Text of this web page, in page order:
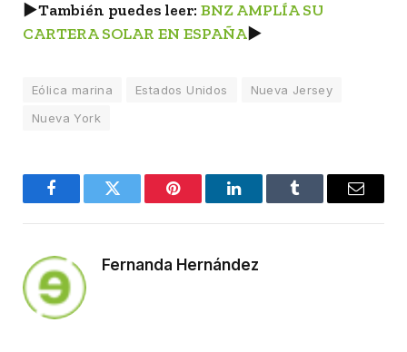
►También puedes leer: BNZ AMPLÍA SU
CARTERA SOLAR EN ESPAÑA►
Eólica marina Estados Unidos
Nueva Jersey
Nueva York
FacebookTwitter Pinterest LinkedInTumblr Email
Fernanda Hernández